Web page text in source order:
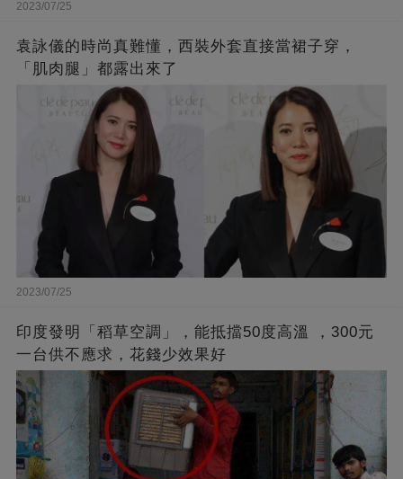
2023/07/25
袁詠儀的時尚真難懂，西裝外套直接當裙子穿，
「肌肉腿」都露出來了
2023/07/25
印度發明「稻草空調」，能抵擋50度高溫 ，300元
一台供不應求，花錢少效果好